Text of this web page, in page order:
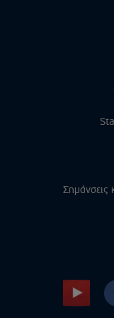
Σημάνσεις